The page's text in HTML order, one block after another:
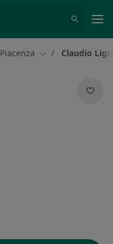
Piacenza Cambia città
Claudio